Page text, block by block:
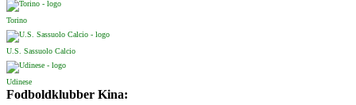
Torino
U.S. Sassuolo Calcio
Udinese
Fodboldklubber Kina: